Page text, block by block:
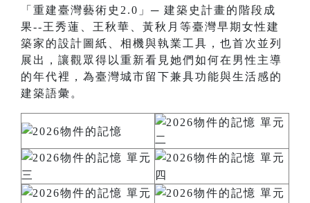
「重建臺灣藝術史2.0」─ 建築史計畫的階段成
果--王秀蓮、王秋華、黃秋月等臺灣早期女性建
築家的設計圖紙、相機與執業工具，也首次並列
展出，讓觀眾得以重新看見她們如何在男性主導
的年代裡，為臺灣城市留下兼具功能與生活感的
建築語彙。